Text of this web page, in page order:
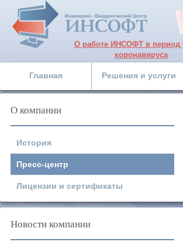
О работе ИНСОФТ в период
коронавируса
Главная Решения и услуги
О компании
История
Пресс-центр
Лицензии и сертификаты
Новости компании